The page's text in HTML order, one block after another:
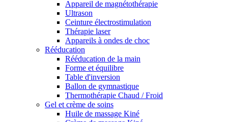
Appareil de magnétothérapie
Ultrason
Ceinture électrostimulation
Thérapie laser
Appareils à ondes de choc
Rééducation
Rééducation de la main
Forme et équilibre
Table d'inversion
Ballon de gymnastique
Thermothérapie Chaud / Froid
Gel et crème de soins
Huile de massage Kiné